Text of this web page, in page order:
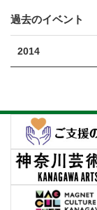
過去のイベント